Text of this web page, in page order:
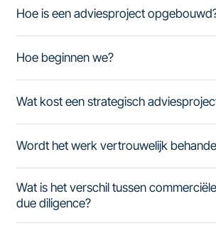
Hoe is een adviesproject
Hoe beginnen we?
Wat kost een strategisch
Wordt het werk vertrouwelijk
Wat is het verschil tussen
due diligence?